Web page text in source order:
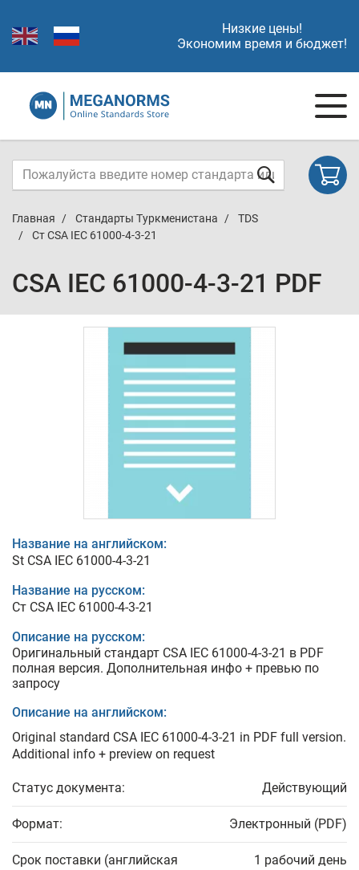
Низкие цены!
Экономим время и бюджет!
Главная Стандарты Туркменистана
TDS
Ст CSA IEC 61000-4-3-21
CSA IEC 61000-4-3-21 PDF
Название на английском:
St CSA IEC 61000-4-3-21
Название на русском:
Ст CSA IEC 61000-4-3-21
Описание на русском:
Оригинальный стандарт CSA IEC 61000-4-3-21 в PDF
полная версия. Дополнительная инфо + превью по
запросу
Описание на английском:
Original standard CSA IEC 61000-4-3-21 in PDF full version.
Additional info + preview on request
Статус документа: Действующий
Формат: Электронный (PDF)
Срок поставки (английская
1 рабочий день